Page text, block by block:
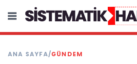
ANA SAYFA/GÜNDEM